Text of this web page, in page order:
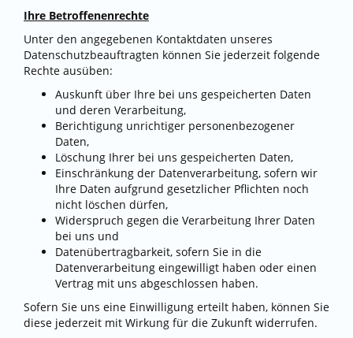
Ihre Betroffenenrechte
Unter den angegebenen Kontaktdaten unseres
Datenschutzbeauftragten können Sie jederzeit folgende
Rechte ausüben:
Auskunft über Ihre bei uns gespeicherten Daten
und deren Verarbeitung,
Berichtigung unrichtiger personenbezogener
Daten,
Löschung Ihrer bei uns gespeicherten Daten,
Einschränkung der Datenverarbeitung, sofern wir
Ihre Daten aufgrund gesetzlicher Pflichten noch
nicht löschen dürfen,
Widerspruch gegen die Verarbeitung Ihrer Daten
bei uns und
Datenübertragbarkeit, sofern Sie in die
Datenverarbeitung eingewilligt haben oder einen
Vertrag mit uns abgeschlossen haben.
Sofern Sie uns eine Einwilligung erteilt haben, können Sie
diese jederzeit mit Wirkung für die Zukunft widerrufen.